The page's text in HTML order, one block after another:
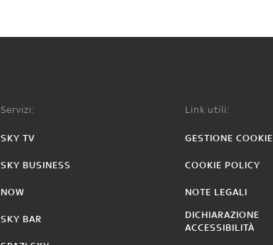
Servizi:
SKY TV
SKY BUSINESS
NOW
SKY BAR
Link utili:
GESTIONE COOKIE
COOKIE POLICY
NOTE LEGALI
DICHIARAZIONE
ACCESSIBILITÀ